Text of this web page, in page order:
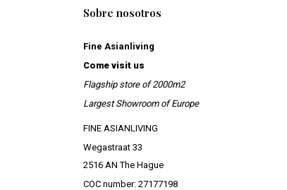
Sobre nosotros
Fine Asianliving
Come visit us
Flagship store of 2000m2
Largest Showroom of Europe
FINE ASIANLIVING
Wegastraat 33
2516 AN The Hague
COC number: 27177198